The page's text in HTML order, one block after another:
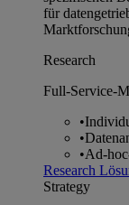
für
Research
Full-Service-
•
•
•Ad-
Research
Strategy